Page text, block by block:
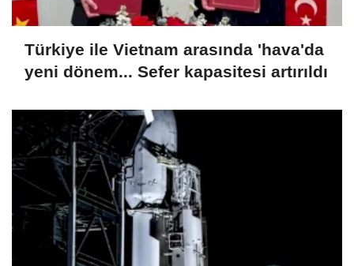
Türkiye ile Vietnam arasında 'hava'da
yeni dönem... Sefer kapasitesi artırıldı